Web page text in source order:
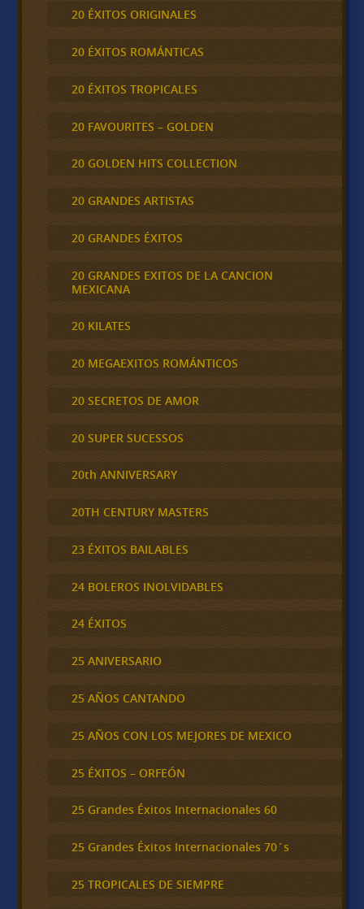
20 ÉXITOS ORIGINALES
20 ÉXITOS ROMÁNTICAS
20 ÉXITOS TROPICALES
20 FAVOURITES – GOLDEN
20 GOLDEN HITS COLLECTION
20 GRANDES ARTISTAS
20 GRANDES ÉXITOS
20 GRANDES EXITOS DE LA CANCION
MEXICANA
20 KILATES
20 MEGAEXITOS ROMÁNTICOS
20 SECRETOS DE AMOR
20 SUPER SUCESSOS
20th ANNIVERSARY
20TH CENTURY MASTERS
23 ÉXITOS BAILABLES
24 BOLEROS INOLVIDABLES
24 ÉXITOS
25 ANIVERSARIO
25 AÑOS CANTANDO
25 AÑOS CON LOS MEJORES DE MEXICO
25 ÉXITOS – ORFEÓN
25 Grandes Éxitos Internacionales 60
25 Grandes Éxitos Internacionales 70´s
25 TROPICALES DE SIEMPRE